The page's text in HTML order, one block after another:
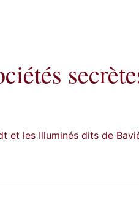
et les Illuminés dits de